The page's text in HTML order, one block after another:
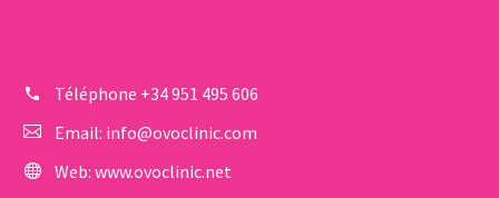
Téléphone +34 951 495 606
Email: info@ovoclinic.com
Web: www.ovoclinic.net